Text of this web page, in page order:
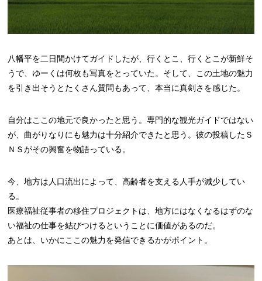
八幡平を二日間かけてガイドしたが、行くとこ、行くとこが新鮮そ
うで、ゆーくは何枚も写真をとっていた。そして、この土地の魅力
を引き出そうとたくさん質問もあって、本当に真剣さを感じた。
自分はここの地元で良かったと思う。専門的な観光ガイドではない
が、曲がりなりにも魅力は十分紹介できたと思う。彼の投稿したＳ
ＮＳがその興奮を物語っている。
今、地方は人口流出によって、高齢者を支える人手が減少してい
る。
医療福祉従事者の移住プロジェクトは、地方にはなくなるはずのな
い福祉の仕事を結びつけるということに価値があるのだ。
あとは、いかにここの魅力を発信できるかがポイント。